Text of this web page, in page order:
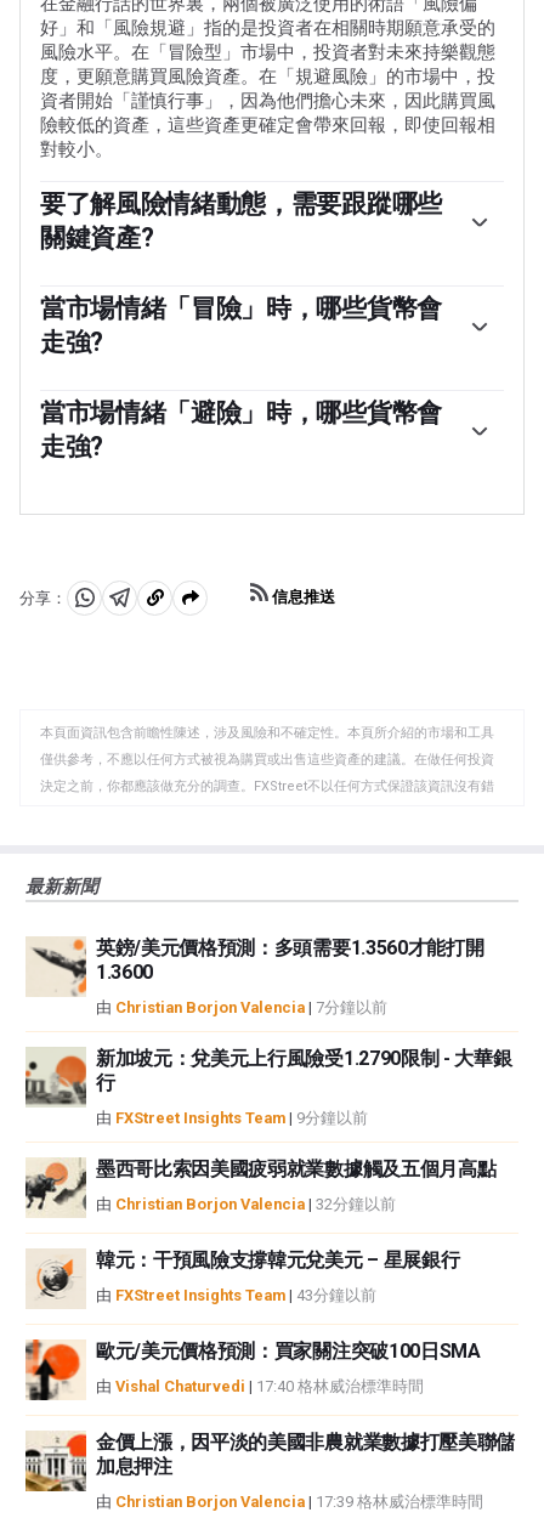
好」和「風險規避」指的是投資者在相關時期願意承受的
風險水平。在「冒險型」市場中，投資者對未來持樂觀態
度，更願意購買風險資產。在「規避風險」的市場中，投
資者開始「謹慎行事」，因為他們擔心未來，因此購買風
險較低的資產，這些資產更確定會帶來回報，即使回報相
對較小。
要了解風險情緒動態，需要跟蹤哪些
關鍵資產?
品(黃金除外)也會升值，因為它們受益於積極的增長前
景。大宗商品出口大國的貨幣因需求增加而走強，加密貨
幣上漲。在「規避風險」的市場中，債券——尤其是主要的
等避險貨幣都受益。
當市場情緒「冒險」時，哪些貨幣會
走強?
南非蘭特(ZAR)等次要外匯，都傾向於在「風險偏好」的市
場中上漲。這是因為這些貨幣的經濟增長嚴重依賴大宗商
品出口，而大宗商品在風險偏好時期往往會上漲。這是因
當市場情緒「避險」時，哪些貨幣會
走強?
元(JPY)和瑞士法郎(CHF)。美元，因為它是世界儲備貨
到對日本政府債券需求增加的影響，因為日本國內投資者
持有的國債比例很高，即使在危機時期，他們也不太可能
分享：
分 分 複
板
信息推送
本頁面資訊包含前瞻性陳述，涉及風險和不確定性。本頁所介紹的市場和工具
僅供參考，不應以任何方式被視為購買或出售這些資產的建議。在做任何投資
決定之前，你都應該做充分的調查。FXStreet不以任何方式保證該資訊沒有錯
觀點，並不代表FXStreet或其廣告商的官方政策或立場。作者不對本頁連結的
如果文章正文中沒有明確提到，在撰寫本文時，作者在本文中提到的任何股票
中都沒有頭寸，也沒有與文中提到的任何公司有業務關係。除了FXStreet，作
者沒有收到撰寫這篇文章的報酬。
性不作任何陳述。FXStreet和作者將不承擔任何錯誤，遺漏或任何損失，傷害
或損害由此資訊及其顯示或使用引起的。錯誤和遺漏除外。本文作者和
FXStreet並非註冊投資顧問，本文內容無意提供任何投資建議。
最新新聞
英鎊/美元價格預測：多頭需要1.3560才能打開
1.3600
由 Christian Borjon Valencia | 7分鐘以前
新加坡元：兌美元上行風險受1.2790限制 - 大華銀
行
由 FXStreet Insights Team | 9分鐘以前
墨西哥比索因美國疲弱就業數據觸及五個月高點
由 Christian Borjon Valencia | 32分鐘以前
韓元：干預風險支撐韓元兌美元 – 星展銀行
由 FXStreet Insights Team | 43分鐘以前
歐元/美元價格預測：買家關注突破100日SMA
由 Vishal Chaturvedi | 17:40 格林威治標準時間
金價上漲，因平淡的美國非農就業數據打壓美聯儲
加息押注
由 Christian Borjon Valencia | 17:39 格林威治標準時間